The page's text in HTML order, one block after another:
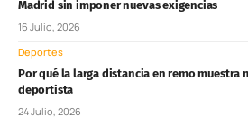
Madrid sin imponer nuevas exigencias
16 Julio, 2026
Deportes
Por qué la larga distancia en remo muestra
deportista
24 Julio, 2026